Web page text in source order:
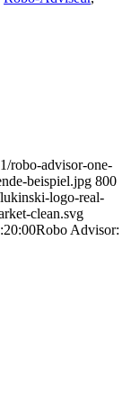
robo-advisor-one-
beispiel.jpg 800
logo-real-
clean.svg
Robo Advisor: